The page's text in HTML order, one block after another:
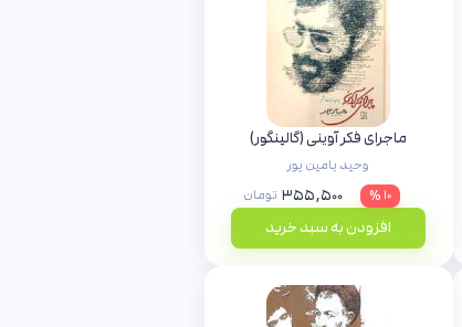
ماجرای فکر آوینی (گالینگور)
وحید یامین پور
۱۰ %
۳۵۵,۵۰۰ تومان
افزودن به سبد خرید